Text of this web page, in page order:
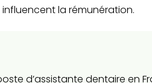
la rémunération.
d’assistante dentaire en